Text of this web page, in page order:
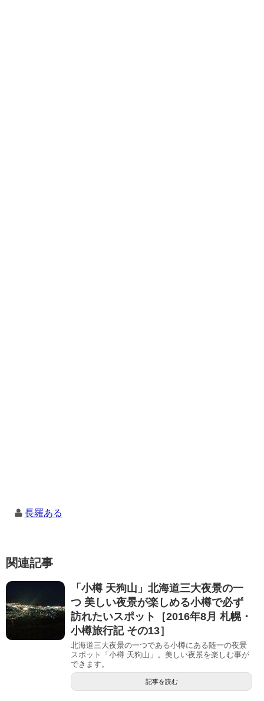
長羅ある
関連記事
「小樽 天狗山」北海道三大夜景の一
つ 美しい夜景が楽しめる小樽で必ず
訪れたいスポット［2016年8月 札幌・
小樽旅行記 その13］
北海道三大夜景の一つである小樽にある随一の夜景
スポット「小樽 天狗山」。美しい夜景を楽しむ事が
できます。
記事を読む